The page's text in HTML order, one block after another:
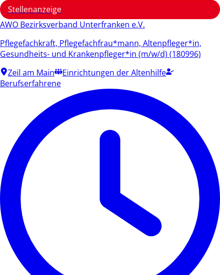
Stellenanzeige
AWO Bezirksverband Unterfranken e.V.
Pflegefachkraft, Pflegefachfrau*mann, Altenpfleger*in,
Gesundheits- und Krankenpfleger*in (m/w/d) (180996)
Zeil am Main
Einrichtungen der Altenhilfe
Berufserfahrene